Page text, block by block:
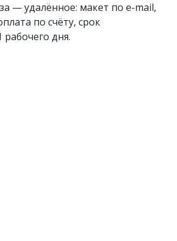
— удалённое: макет по e-mail,
по счёту, срок
рабочего дня.